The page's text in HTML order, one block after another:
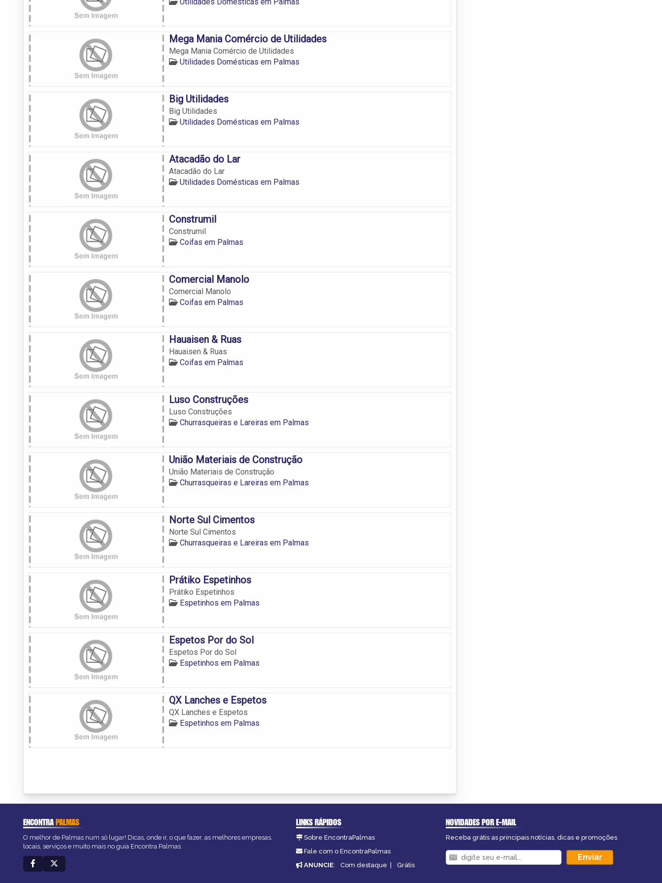
Mega Mania Comércio de Utilidades
Mega Mania Comércio de Utilidades
Utilidades Domésticas em Palmas
Big Utilidades
Big Utilidades
Utilidades Domésticas em Palmas
Atacadão do Lar
Atacadão do Lar
Utilidades Domésticas em Palmas
Construmil
Construmil
Coifas em Palmas
Comercial Manolo
Comercial Manolo
Coifas em Palmas
Hauaisen & Ruas
Hauaisen & Ruas
Coifas em Palmas
Luso Construções
Luso Construções
Churrasqueiras e Lareiras em Palmas
União Materiais de Construção
União Materiais de Construção
Churrasqueiras e Lareiras em Palmas
Norte Sul Cimentos
Norte Sul Cimentos
Churrasqueiras e Lareiras em Palmas
Prátiko Espetinhos
Prátiko Espetinhos
Espetinhos em Palmas
Espetos Por do Sol
Espetos Por do Sol
Espetinhos em Palmas
QX Lanches e Espetos
QX Lanches e Espetos
Espetinhos em Palmas
ENCONTRAPALMAS
O melhor de Palmas num só lugar! Dicas, onde ir, o que fazer, as melhores empresas,
locais, serviços e muito mais no guia Encontra Palmas.
LINKS RÁPIDOS
Sobre EncontraPalmas
Fale com o EncontraPalmas
ANUNCIE: Com destaque | Grátis
NOVIDADES POR E-MAIL
Receba grátis as principais notícias, dicas e promoções